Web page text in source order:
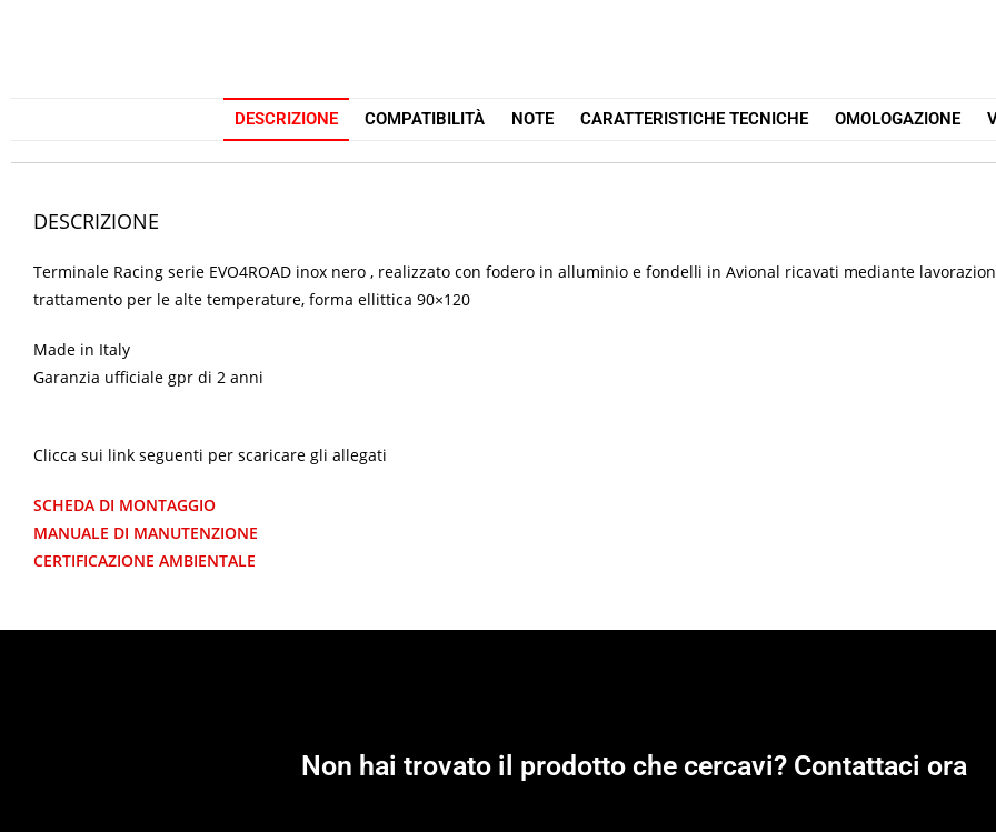
DESCRIZIONE COMPATIBILITÀ NOTE CARATTERISTICHE TECNICHE OMOLOGAZIONE
DESCRIZIONE
Terminale Racing serie EVO4ROAD inox nero , realizzato con fodero in alluminio e fondelli in Avional ricavati mediante
trattamento per le alte temperature, forma ellittica 90×120
Made in Italy
Garanzia ufficiale gpr di 2 anni
Clicca sui link seguenti per scaricare gli allegati
SCHEDA DI MONTAGGIO
MANUALE DI MANUTENZIONE
CERTIFICAZIONE AMBIENTALE
Non hai trovato il prodotto che cercavi? Contattaci ora